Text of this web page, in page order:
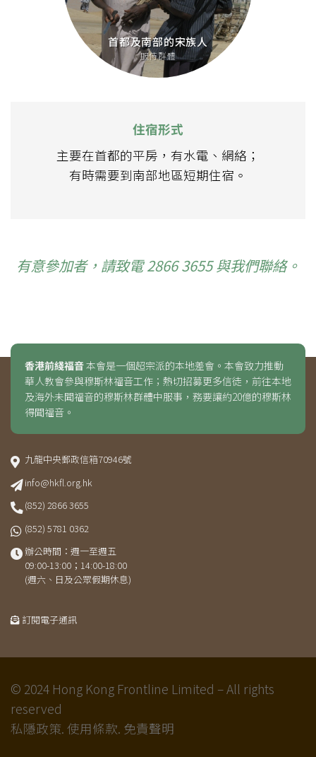
首都及南部的宋族人
服侍群體
住宿形式
主要在首都的平房，有水電、網絡；
有時需要到南部地區短期住宿。
有意參加者，請致電 2866 3655 與我們聯絡。
香港前綫福音本會是一個超宗派的本地差會。本會致力推動
華人教會參與穆斯林福音工作；熱切招募更多信徒，前往本地
及海外未聞福音的穆斯林群體中服事，務要讓約20億的穆斯林
得聞福音。
九龍中央郵政信箱70946號
info@hkfl.org.hk
(852) 2866 3655
(852) 5781 0362
辦公時間：週一至週五
09:00-13:00；14:00-18:00
(週六、日及公眾假期休息)
訂閱電子通訊
© 2024 Hong Kong Frontline Limited – All rights
reserved
私隱政策. 使用條款. 免責聲明